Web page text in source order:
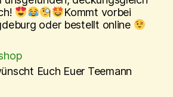
Kommt vorbei
oder bestellt online
Euch Euer Teemann